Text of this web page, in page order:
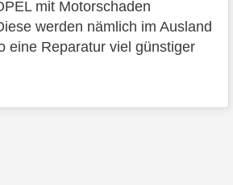
mit Motorschaden
werden nämlich im Ausland
eine Reparatur viel günstiger